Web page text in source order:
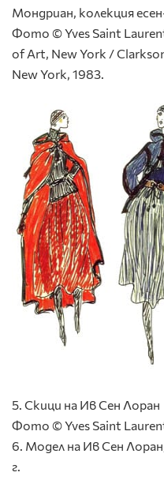
Мондриан, колекция
Фото © Yves Saint
of Art, New York /
New York, 1983.
5. Скици на Ив Сен Лоран
Фото © Yves Saint
6. Модел на Ив Сен
г.